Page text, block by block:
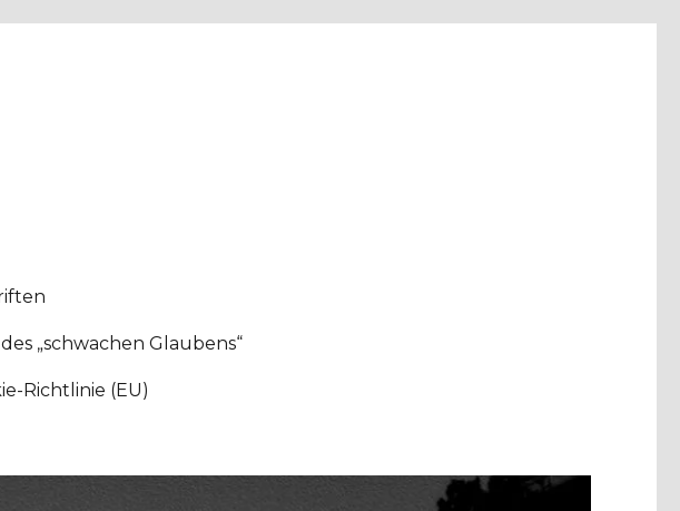
„schwachen Glaubens“
Richtlinie (EU)